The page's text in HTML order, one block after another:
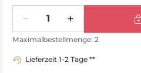
Maximalbestellmenge: 2
Lieferzeit 1-2 Tage **